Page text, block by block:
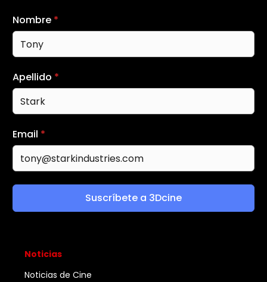
Nombre *
Apellido *
Email *
Suscríbete a 3Dcine
Noticias
Noticias de Cine